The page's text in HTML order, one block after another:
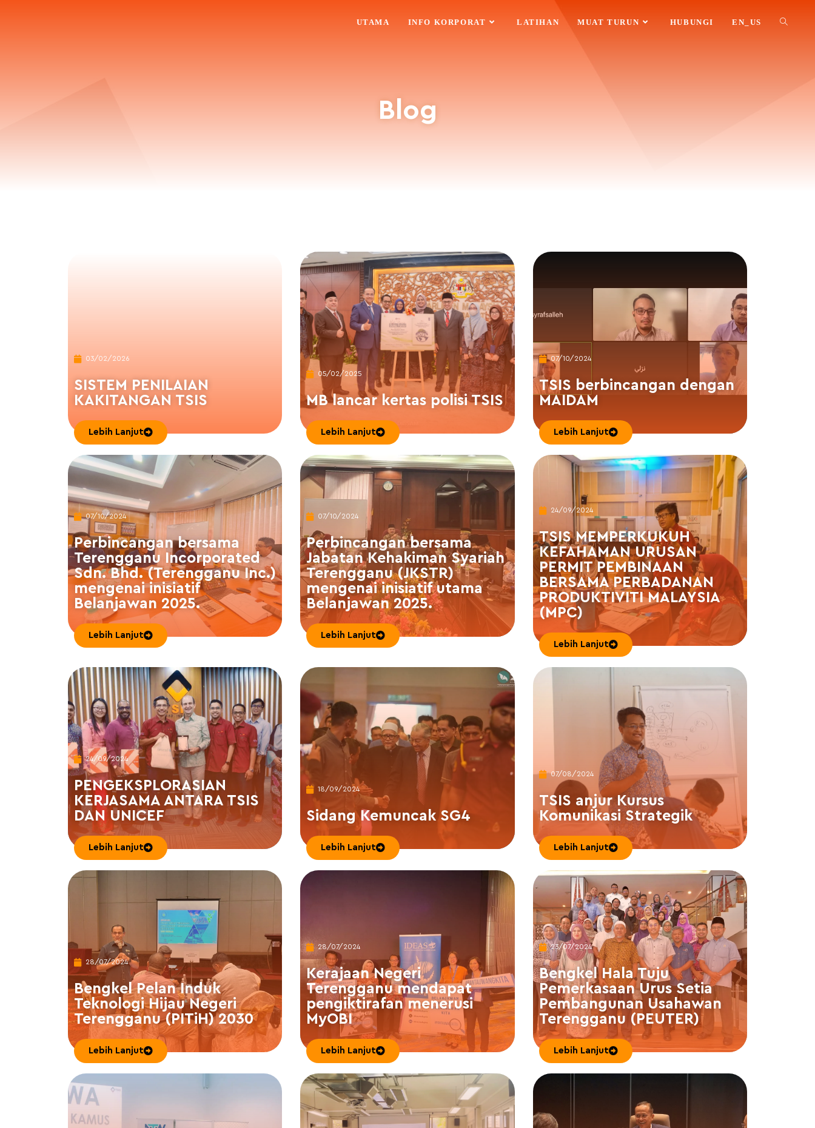
UTAMA INFO KORPORAT LATIHAN MUAT TURUN HUBUNGI EN_US
Blog
03/02/2026
SISTEM PENILAIAN
KAKITANGAN TSIS
Lebih Lanjut
05/02/2025
MB lancar kertas polisi TSIS
Lebih Lanjut
07/10/2024
TSIS berbincangan dengan
MAIDAM
Lebih Lanjut
07/10/2024
Perbincangan bersama
Terengganu Incorporated
Sdn. Bhd. (Terengganu Inc.)
mengenai inisiatif
Belanjawan 2025.
Lebih Lanjut
07/10/2024
Perbincangan bersama
Jabatan Kehakiman Syariah
Terengganu (JKSTR)
mengenai inisiatif utama
Belanjawan 2025.
Lebih Lanjut
24/09/2024
TSIS MEMPERKUKUH
KEFAHAMAN URUSAN
PERMIT PEMBINAAN
BERSAMA PERBADANAN
PRODUKTIVITI MALAYSIA
(MPC)
Lebih Lanjut
24/09/2024
PENGEKSPLORASIAN
KERJASAMA ANTARA TSIS
DAN UNICEF
Lebih Lanjut
18/09/2024
Sidang Kemuncak SG4
Lebih Lanjut
07/08/2024
TSIS anjur Kursus
Komunikasi Strategik
Lebih Lanjut
28/07/2024
Bengkel Pelan Induk
Teknologi Hijau Negeri
Terengganu (PITiH) 2030
Lebih Lanjut
28/07/2024
Kerajaan Negeri
Terengganu mendapat
pengiktirafan menerusi
MyOBI
Lebih Lanjut
23/07/2024
Bengkel Hala Tuju
Pemerkasaan Urus Setia
Pembangunan Usahawan
Terengganu (PEUTER)
Lebih Lanjut